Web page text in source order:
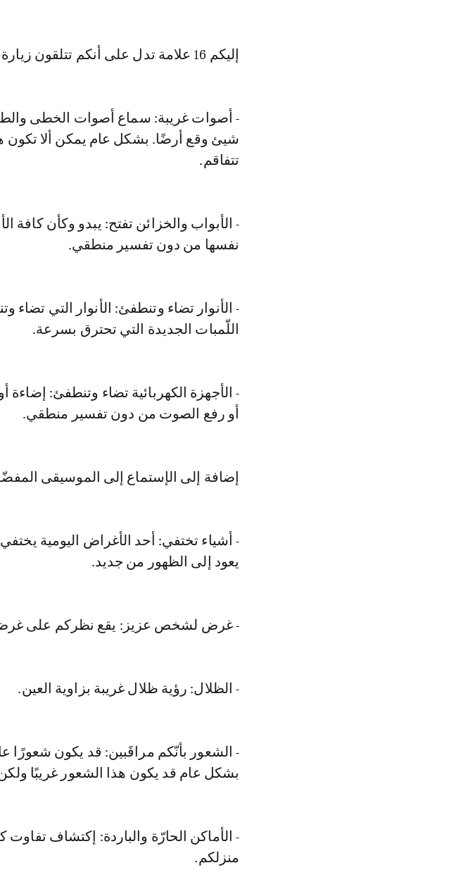
إليكم 16 علامة تدل على أنكم تتلقون زيارة من العالم الآخر:
- أصوات غريبة: سماع أصوات الخطى
شيئ وقع أرضًا. بشكل عام يمكن ألا تكون
تتفاقم.
- الأبواب والخزائن تفتح: يبدو وكأن كافة
نفسها من دون تفسير منطقي.
- الأنوار تضاء وتنطفئ: الأنوار التي
اللّمبات الجديدة التي تحترق بسرعة.
- الأجهزة الكهربائية تضاء وتنطفئ: إضاءة
أو رفع الصوت من دون تفسير منطقي.
إضافة إلى الإستماع إلى الموسيقى
- أشياء تختفي: أحد الأغراض اليومية
يعود إلى الظهور من جديد.
- غرض لشخص عزيز: يقع نظركم على
- الظلال: رؤية ظلال غريبة بزاوية العين.
- الشعور بأنّكم مراقَبين: قد يكون شعورًا
بشكل عام قد يكون هذا الشعور غريبًا
- الأماكن الحارّة والباردة: إكتشاف
منزلكم.